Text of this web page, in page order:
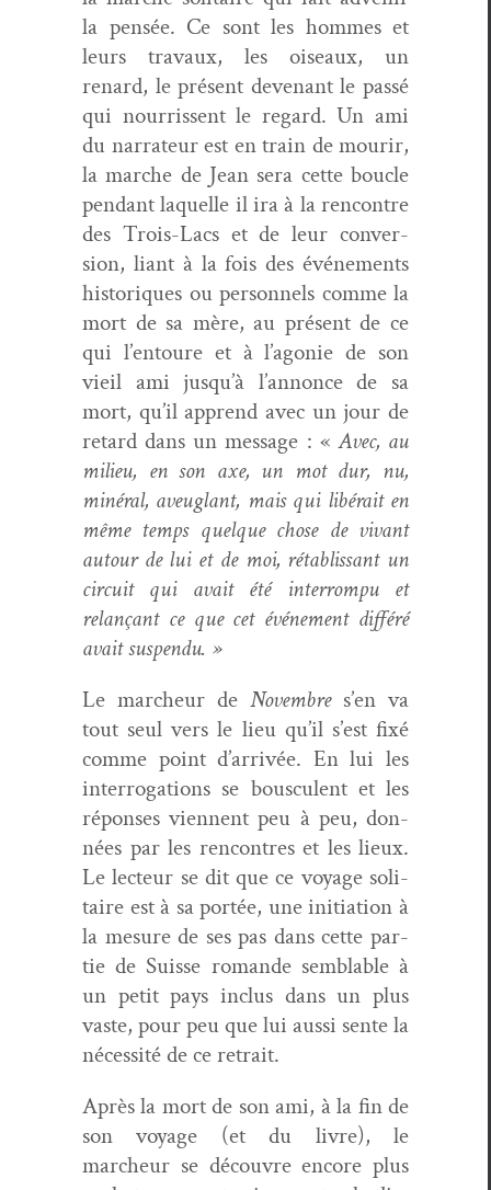
la pen­sée. Ce sont les hommes et
leurs travaux, les oiseaux, un
renard, le présent devenant le passé
qui nour­ris­sent le regard. Un ami
du nar­ra­teur est en train de mourir,
la marche de Jean sera cette boucle
pen­dant laque­lle il ira à la ren­con­tre
des Trois-Lacs et de leur con­ver­
sion, liant à la fois des événe­ments
his­toriques ou per­son­nels comme la
mort de sa mère, au présent de ce
qui l’entoure et à l’agonie de son
vieil ami jusqu’à l’annonce de sa
mort, qu’il apprend avec un jour de
retard dans un mes­sage : «Avec, au
milieu, en son axe, un mot dur, nu,
minéral, aveuglant, mais qui libérait en
même temps quelque chose de vivant
autour de lui et de moi, rétab­lis­sant un
cir­cuit qui avait été inter­rompu et
relançant ce que cet événe­ment dif­féré
avait suspendu. »
Le marcheur de Novem­bres’en va
tout seul vers le lieu qu’il s’est fixé
comme point d’arrivée. En lui les
inter­ro­ga­tions se bous­cu­lent et les
répons­es vien­nent peu à peu, don­
nées par les ren­con­tres et les lieux.
Le lecteur se dit que ce voy­age soli­
taire est à sa portée, une ini­ti­a­tion à
la mesure de ses pas dans cette par­
tie de Suisse romande sem­blable à
un petit pays inclus dans un plus
vaste, pour peu que lui aus­si sente la
néces­sité de ce retrait.
Après la mort de son ami, à la fin de
son voy­age (et du livre), le
marcheur se décou­vre encore plus